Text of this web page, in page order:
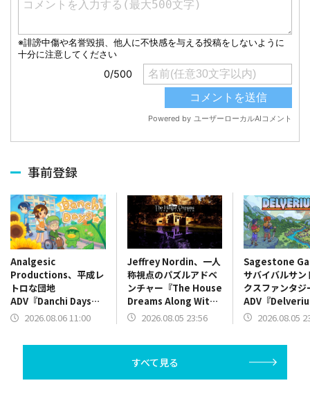
事前登録
Analgesic
Productions、平成レ
トロな団地
ADV『Danchi Days』
を10月30日に発売！団
2026.08.06 11:00
Jeffrey Nordin、一人
称視点のパズルアドベ
ンチャー『The House
Dreams Along With
Them』体験版を
2026.08.05 23:56
Sagestone
サバイバルサン
クスファンタジ
ADV『
期アクセス版
2026.08.05
すべて見る